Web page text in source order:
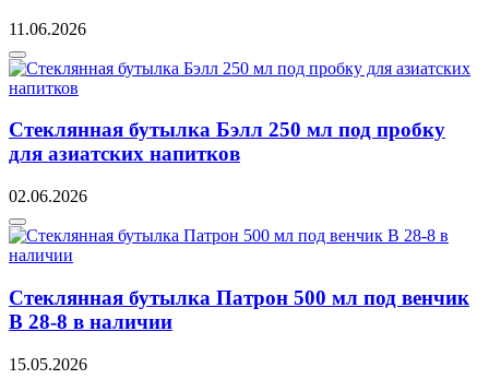
11.06.2026
Стеклянная бутылка Бэлл 250 мл под пробку
для азиатских напитков
02.06.2026
Стеклянная бутылка Патрон 500 мл под венчик
В 28-8 в наличии
15.05.2026